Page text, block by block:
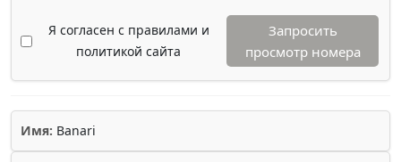
Я согласен с правилами и
политикой сайта
Запросить
просмотр номера
Имя: Banari